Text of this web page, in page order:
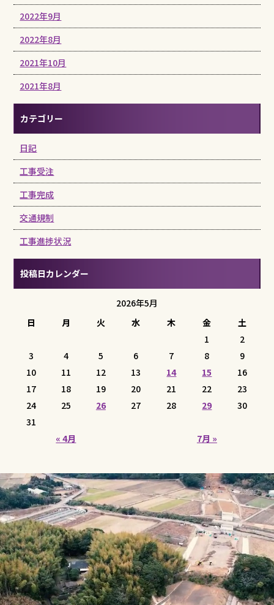
2022年9月
2022年8月
2021年10月
2021年8月
カテゴリー
日記
工事受注
工事完成
交通規制
工事進捗状況
投稿日カレンダー
2026年5月
日
月 火 水 木 金 土
« 4月 7月 »
1
2
3
4 5 6 7 8
9
10
11 12 13 14 15
16
17
18 19 20 21 22
23
24
25 26 27 28 29
30
31